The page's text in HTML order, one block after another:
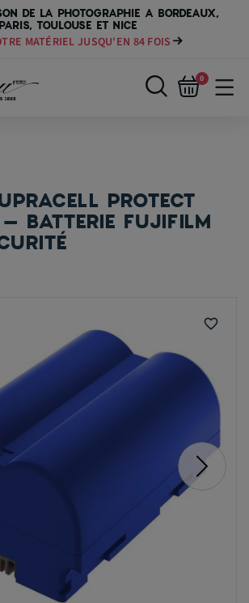
DE LA PHOTOGRAPHIE A BORDEAUX,
PARIS, TOULOUSE ET NICE
MATÉRIEL JUSQU'EN 84 FOIS
0
PROTECT
BATTERIE FUJIFILM
favorite_border